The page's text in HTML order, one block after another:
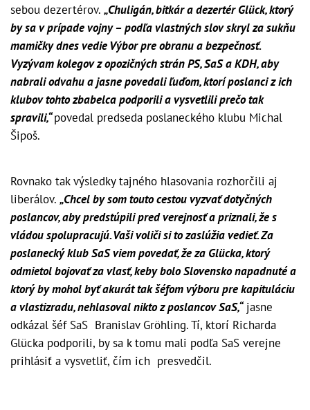
sebou dezertérov. „Chuligán, bitkár a dezertér Glück, ktorý
by sa v prípade vojny – podľa vlastných slov skryl za sukňu
mamičky dnes vedie Výbor pre obranu a bezpečnosť.
Vyzývam kolegov z opozičných strán PS, SaS a KDH, aby
nabrali odvahu a jasne povedali ľuďom, ktorí poslanci z ich
klubov tohto zbabelca podporili a vysvetlili prečo tak
spravili,“povedal predseda poslaneckého klubu Michal
Šipoš.
Rovnako tak výsledky tajného hlasovania rozhorčili aj
liberálov. „Chcel by som touto cestou vyzvať dotyčných
poslancov, aby predstúpili pred verejnosť a priznali, že s
vládou spolupracujú. Vaši voliči si to zaslúžia vedieť. Za
poslanecký klub SaS viem povedať, že za Glücka, ktorý
odmietol bojovať za vlasť, keby bolo Slovensko napadnuté a
ktorý by mohol byť akurát tak šéfom výboru pre kapituláciu
a vlastizradu, nehlasoval nikto z poslancov SaS,“jasne
odkázal šéf SaS Branislav Gröhling. Tí, ktorí Richarda
Glücka podporili, by sa k tomu mali podľa SaS verejne
prihlásiť a vysvetliť, čím ich presvedčil.